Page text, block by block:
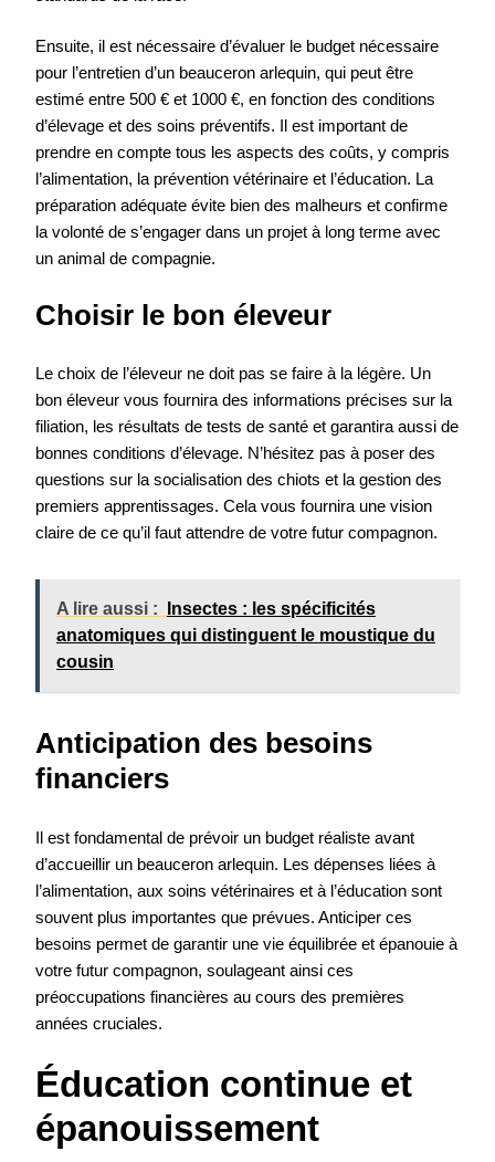
Ensuite, il est nécessaire d’évaluer le budget nécessaire
pour l’entretien d’un beauceron arlequin, qui peut être
estimé entre 500 € et 1000 €, en fonction des conditions
d’élevage et des soins préventifs. Il est important de
prendre en compte tous les aspects des coûts, y compris
l’alimentation, la prévention vétérinaire et l’éducation. La
préparation adéquate évite bien des malheurs et confirme
la volonté de s’engager dans un projet à long terme avec
un animal de compagnie.
Choisir le bon éleveur
Le choix de l’éleveur ne doit pas se faire à la légère. Un
bon éleveur vous fournira des informations précises sur la
filiation, les résultats de tests de santé et garantira aussi de
bonnes conditions d’élevage. N’hésitez pas à poser des
questions sur la socialisation des chiots et la gestion des
premiers apprentissages. Cela vous fournira une vision
claire de ce qu’il faut attendre de votre futur compagnon.
A lire aussi :
Insectes : les spécificités
anatomiques qui distinguent le moustique du
cousin
Anticipation des besoins
financiers
Il est fondamental de prévoir un budget réaliste avant
d’accueillir un beauceron arlequin. Les dépenses liées à
l’alimentation, aux soins vétérinaires et à l’éducation sont
souvent plus importantes que prévues. Anticiper ces
besoins permet de garantir une vie équilibrée et épanouie à
votre futur compagnon, soulageant ainsi ces
préoccupations financières au cours des premières
années cruciales.
Éducation continue et
épanouissement